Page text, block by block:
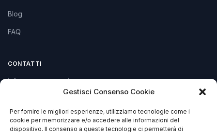
Gestisci Consenso Cookie
Per fornire le migliori esperienze, utilizziamo tecnologie come i
cookie per memorizzare e/o accedere alle informazioni del
dispositivo. Il consenso a queste tecnologie ci permetterà di
Blog
FAQ
CONTATTI
info@soccorsowp.it
PEC: gtechgroup@pec.it
Privacy Policy